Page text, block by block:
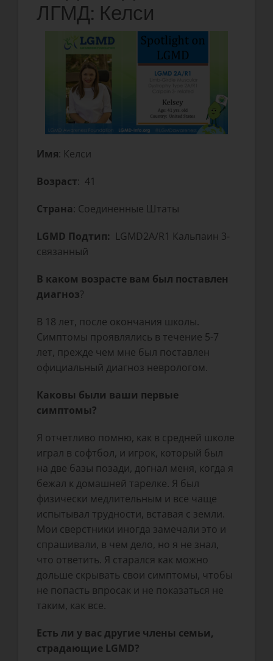
ЛГМД: Келси
Имя: Келси
Возраст: 41
Страна: Соединенные Штаты
LGMD Подтип: LGMD2A/R1 Кальпаин 3-
связанный
В каком возрасте вам был поставлен
диагноз?
В 18 лет, после окончания школы.
Симптомы проявлялись в течение 5-7
лет, прежде чем мне был поставлен
официальный диагноз неврологом.
Каковы были ваши первые
симптомы?
Я отчетливо помню, как в средней школе
играл в софтбол, и игрок, который был
на две базы позади, догнал меня, когда я
бежал к домашней тарелке. Я был
физически медлительным и все чаще
испытывал трудности, вставая с земли.
Мои сверстники иногда замечали это и
спрашивали, в чем дело, но я не знал,
что ответить. Я старался как можно
дольше скрывать свои симптомы, чтобы
не попасть впросак и не показаться не
таким, как все.
Есть ли у вас другие члены семьи,
страдающие LGMD?